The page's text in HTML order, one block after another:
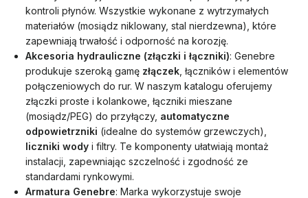
kontroli płynów. Wszystkie wykonane z wytrzymałych
materiałów (mosiądz niklowany, stal nierdzewna), które
zapewniają trwałość i odporność na korozję.
Akcesoria hydrauliczne (złączki i łączniki): Genebre
produkuje szeroką gamę złączek , łączników i elementów
połączeniowych do rur. W naszym katalogu oferujemy
złączki proste i kolankowe, łączniki mieszane
(mosiądz/PEG) do przyłączy, automatyczne
odpowietrzniki (idealne do systemów grzewczych),
liczniki wody i filtry. Te komponenty ułatwiają montaż
instalacji, zapewniając szczelność i zgodność ze
standardami rynkowymi.
Armatura Genebre: Marka wykorzystuje swoje